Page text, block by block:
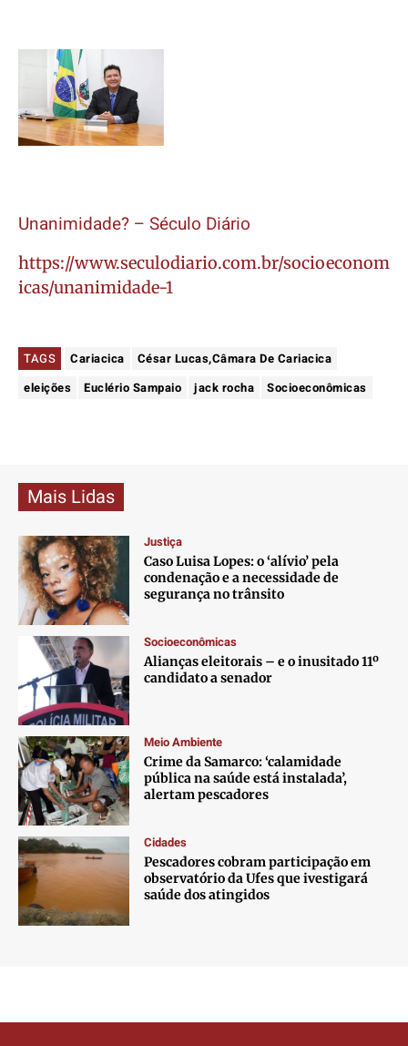
Unanimidade? – Século Diário
https://www.seculodiario.com.br/socioeconom
icas/unanimidade-1
TAGS Cariacica
César Lucas,Câmara De Cariacica
eleições
Euclério Sampaio jack rocha Socioeconômicas
Mais Lidas
Justiça
Caso Luisa Lopes: o ‘alívio’ pela
condenação e a necessidade de
segurança no trânsito
Socioeconômicas
Alianças eleitorais – e o inusitado 11º
candidato a senador
Meio Ambiente
Crime da Samarco: ‘calamidade
pública na saúde está instalada’,
alertam pescadores
Cidades
Pescadores cobram participação em
observatório da Ufes que ivestigará
saúde dos atingidos